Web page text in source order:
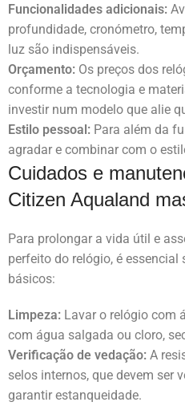
Funcionalidades adicionais:
profundidade, cronómetro,
luz são indispensáveis.
Orçamento: Os preços dos
conforme a tecnologia e
investir num modelo que alie
Estilo pessoal: Para além da
agradar e combinar com o
Cuidados e
Citizen Aqualand
Para prolongar a vida útil e
perfeito do relógio, é
básicos:
Limpeza: Lavar o relógio com
com água salgada ou cloro,
Verificação de vedação: A
selos internos, que devem ser
garantir estanqueidade.